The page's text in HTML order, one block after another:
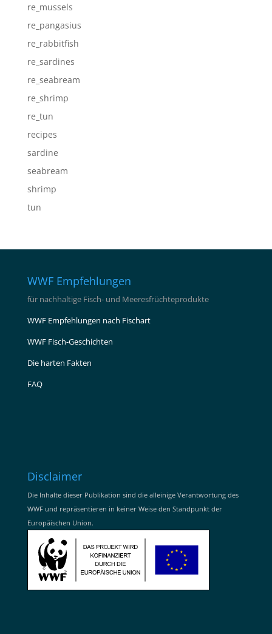
re_mussels
re_pangasius
re_rabbitfish
re_sardines
re_seabream
re_shrimp
re_tun
recipes
sardine
seabream
shrimp
tun
WWF Empfehlungen
für nachhaltige Fisch- und Meeresfrüchteprodukte
WWF Empfehlungen nach Fischart
WWF Fisch-Geschichten
Die harten Fakten
FAQ
Disclaimer
Die Inhalte dieser Publikation sind die alleinige Verantwortung des
WWF und repräsentieren in keiner Weise den Standpunkt der
Europäischen Union.